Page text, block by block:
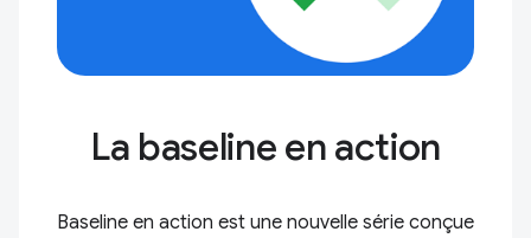
La baseline en action
Baseline en action est une nouvelle série conçue